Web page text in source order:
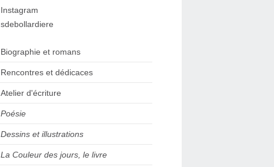
Instagram
sdebollardiere
Biographie et romans
Rencontres et dédicaces
Atelier d'écriture
Poésie
Dessins et illustrations
La Couleur des jours, le livre